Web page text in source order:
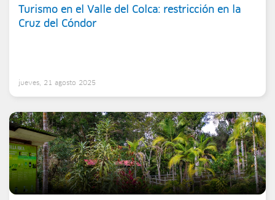
Turismo en el Valle del Colca: restricción en la
Cruz del Cóndor
jueves, 21 agosto 2025